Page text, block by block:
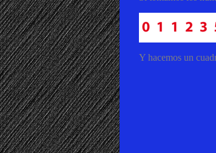
Y hacemos un